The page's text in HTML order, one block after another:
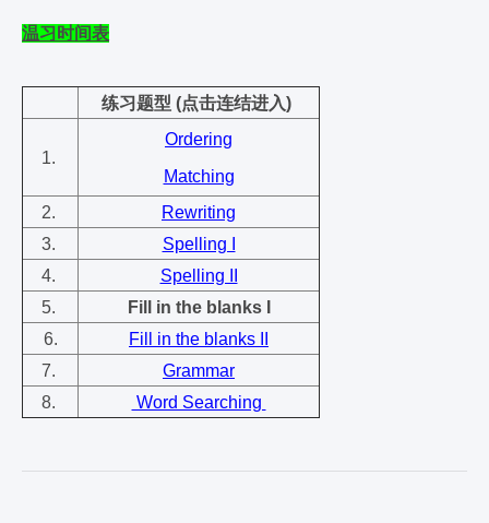
温习时间表
练习题型 (点击连结进入)
1.
Ordering
Matching
2.
Rewriting
3.
Spelling I
4.
Spelling II
5.
Fill in the blanks I
6.
Fill in the blanks II
7.
Grammar
8.
Word Searching